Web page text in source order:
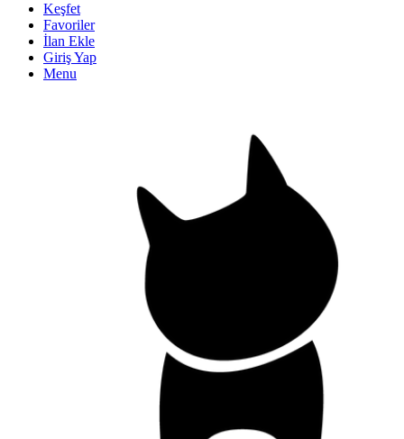
Keşfet
Favoriler
İlan Ekle
Giriş Yap
Menu